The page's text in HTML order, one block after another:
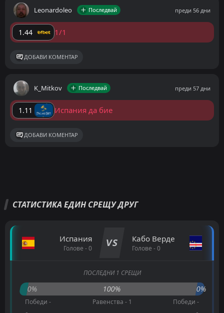
Leonardoleo Последвай преди 56 дни
1.44 1/1
ДОБАВИ КОМЕНТАР
K_Mitkov Последвай преди 57 дни
1.11 Испания да бие
ДОБАВИ КОМЕНТАР
СТАТИСТИКА ЕДИН СРЕЩУ ДРУГ
Испания
Голове - 0 VS Кабо Верде
Голове - 0
ПОСЛЕДНИ 1 СРЕЩИ
0% 100% 0%
Победи -
Равенства - 1
Победи -